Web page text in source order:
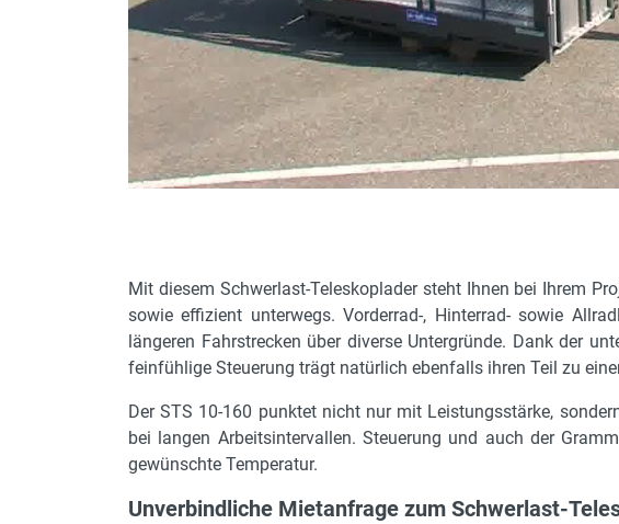
Lastkontrollsystem
ja
Wenderadius außen
5.69 m
Gerätelänge mit Anbaugerät
8.6 m
Steuerung
Joystick
verkranbar
ja
Zugkraft (unter Last) daN
15500 daN
Wenderadius innen
5.45 m
Zugkraft (unter Last) kg
15805 kg
Spurbreite
2 m
Mit diesem Schwerlast-Teleskoplader steht Ihnen bei Ihrem
sowie effizient unterwegs. Vorderrad-, Hinterrad- sowie
längeren Fahrstrecken über diverse Untergründe. Dank der
feinfühlige Steuerung trägt natürlich ebenfalls ihren Teil zu
Der STS 10-160 punktet nicht nur mit Leistungsstärke,
bei langen Arbeitsintervallen. Steuerung und auch der
gewünschte Temperatur.
Unverbindliche Mietanfrage zum Schwerlast-